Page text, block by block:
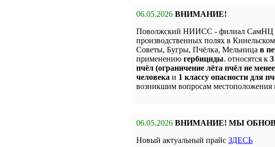
06.05.2026 ВНИМАНИЕ!
Поволжский НИИСС - филиал СамНЦ
производственных полях в
Советы, Бугры, Пчёлка, Мельница в
применению гербициды. относятся к
пчёл (ограничение лёта пчёл не
человека и 1 классу опасности для
возникшим вопросам местоположения
06.05.2026 ВНИМАНИЕ! МЫ
Новый актуальный прайс ЗДЕСЬ